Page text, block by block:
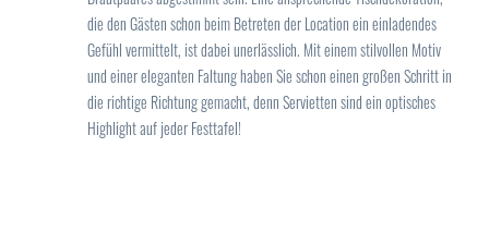
die den Gästen schon beim Betreten der Location ein einladendes
Gefühl vermittelt, ist dabei unerlässlich. Mit einem stilvollen Motiv
und einer eleganten Faltung haben Sie schon einen großen Schritt in
die richtige Richtung gemacht, denn Servietten sind ein optisches
Highlight auf jeder Festtafel!